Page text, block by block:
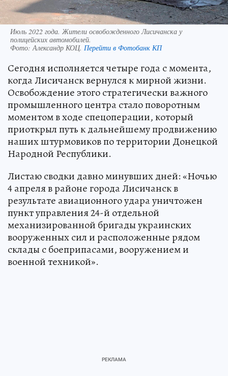
Июль 2022 года. Жители освобожденного Лисичанска у
полицейских автомобилей.
Фото: Александр КОЦ. Перейти в Фотобанк КП
Сегодня исполняется четыре года с момента,
когда Лисичанск вернулся к мирной жизни.
Освобождение этого стратегически важного
промышленного центра стало поворотным
моментом в ходе спецоперации, который
приоткрыл путь к дальнейшему продвижению
наших штурмовиков по территории Донецкой
Народной Республики.
Листаю сводки давно минувших дней: «Ночью
4 апреля в районе города Лисичанск в
результате авиационного удара уничтожен
пункт управления 24-й отдельной
механизированной бригады украинских
вооруженных сил и расположенные рядом
склады с боеприпасами, вооружением и
военной техникой».